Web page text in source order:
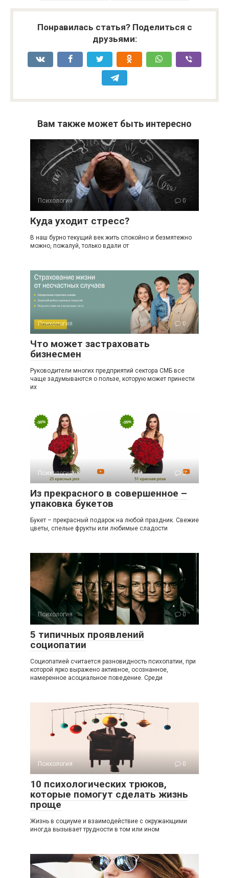
Понравилась статья? Поделиться с
друзьями:
Вам также может быть интересно
Психология 0
Куда уходит стресс?
В наш бурно текущий век жить спокойно и безмятежно
можно, пожалуй, только вдали от
Психология 0
Что может застраховать
бизнесмен
Руководители многих предприятий сектора СМБ все
чаще задумываются о пользе, которую может принести
их
Психология 0
Из прекрасного в совершенное –
упаковка букетов
Букет – прекрасный подарок на любой праздник. Свежие
цветы, спелые фрукты или любимые сладости
Психология 0
5 типичных проявлений
социопатии
Социопатией считается разновидность психопатии, при
которой ярко выражено активное, осознанное,
намеренное асоциальное поведение. Среди
Психология 0
10 психологических трюков,
которые помогут сделать жизнь
проще
Жизнь в социуме и взаимодействие с окружающими
иногда вызывает трудности в том или ином